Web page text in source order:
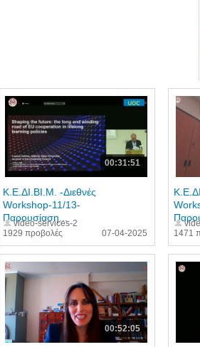
00:31:51
1929 προβολές
Κ.Ε.ΔΙ.ΒΙ.Μ. -Διεθνές
Workshop-11/13-
Παρουσίαση...
video-services-2
07-04-2025
1471
00:52:05